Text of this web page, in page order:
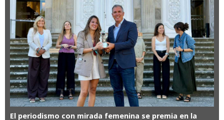
El periodismo con mirada femenina se premia en la